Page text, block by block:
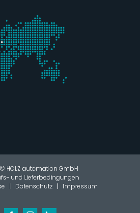
HOLZ automation GmbH
und Lieferbedingungen
| Datenschutz | Impressum